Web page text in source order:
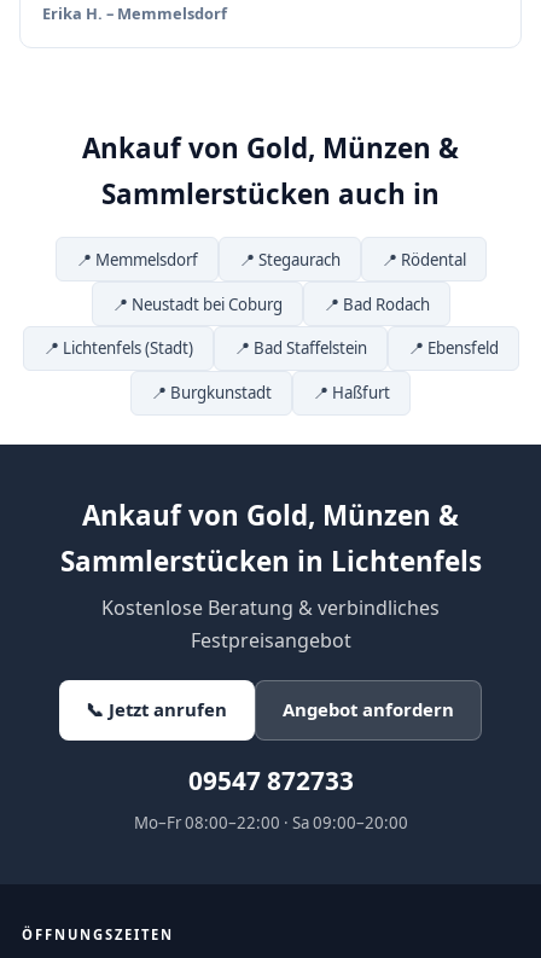
Erika H. – Memmelsdorf
Ankauf von Gold, Münzen &
Sammlerstücken auch in
📍 Memmelsdorf 📍 Stegaurach 📍 Rödental
📍 Neustadt bei Coburg 📍 Bad Rodach
📍 Lichtenfels (Stadt) 📍 Bad Staffelstein 📍 Ebensfeld
📍 Burgkunstadt 📍 Haßfurt
Ankauf von Gold, Münzen &
Sammlerstücken in Lichtenfels
Kostenlose Beratung & verbindliches
Festpreisangebot
📞 Jetzt anrufen Angebot anfordern
09547 872733
Mo–Fr 08:00–22:00 · Sa 09:00–20:00
ÖFFNUNGSZEITEN